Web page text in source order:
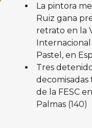
La pintora
Ruiz gana
retrato en la
Internacional
Pastel, en
Tres
decomisadas
de la FESC
Palmas (140)